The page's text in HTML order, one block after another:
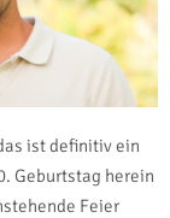
ist definitiv ein
Geburtstag herein
Feier